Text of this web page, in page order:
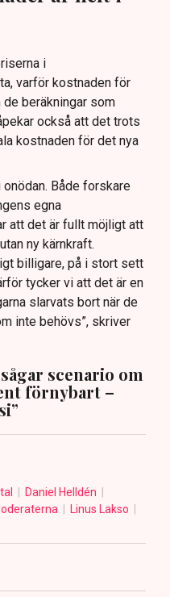
i
varför kostnaden för
beräkningar som
också att det trots
kostnaden för det nya
Både forskare
egna
att det är fullt möjligt att
ny kärnkraft.
billigare, på i stort sett
tycker vi att det är en
slarvats bort när de
inte behövs”, skriver
scenario om
förnybart –
Daniel Helldén
Linus Lakso